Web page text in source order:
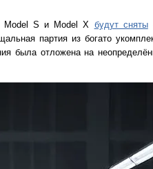
Model S и Model X будут сняты
партия из богато
была отложена на